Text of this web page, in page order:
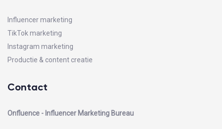
Influencer marketing
TikTok marketing
Instagram marketing
Productie & content creatie
Contact
Onfluence - Influencer Marketing Bureau